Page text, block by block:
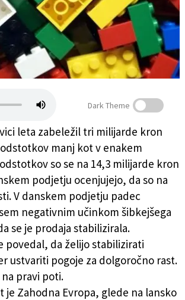
Dark Theme
leta zabeležil tri milijarde kron
manj kot v enakem
so se na 14,3 milijarde kron
podjetju ocenjujejo, da so na
V danskem podjetju padec
negativnim učinkom šibkejšega
se je prodaja stabilizirala.
povedal, da želijo stabilizirati
ustvariti pogoje za dolgoročno rast.
pravi poti.
Zahodna Evropa, glede na lansko